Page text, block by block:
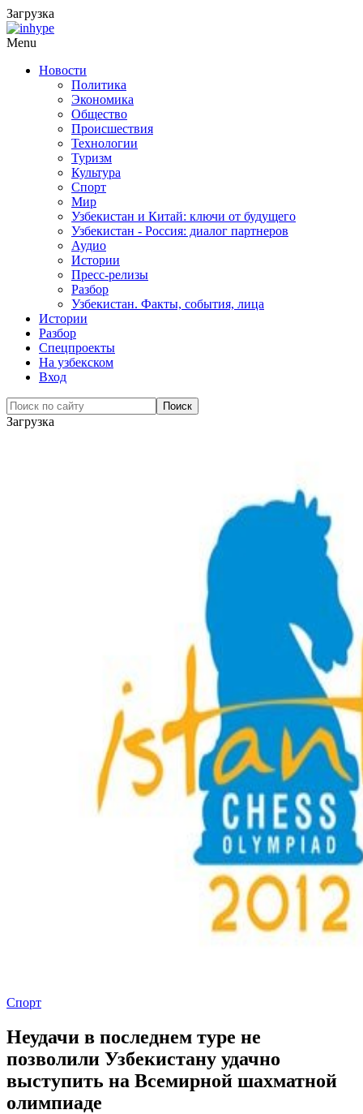
Загрузка
Menu
Новости
Политика
Экономика
Общество
Происшествия
Технологии
Туризм
Культура
Спорт
Мир
Узбекистан и Китай: ключи от будущего
Узбекистан - Россия: диалог партнеров
Аудио
Истории
Пресс-релизы
Разбор
Узбекистан. Факты, события, лица
Истории
Разбор
Спецпроекты
На узбекском
Вход
Загрузка
Спорт
Неудачи в последнем туре не
позволили Узбекистану удачно
выступить на Всемирной шахматной
олимпиаде